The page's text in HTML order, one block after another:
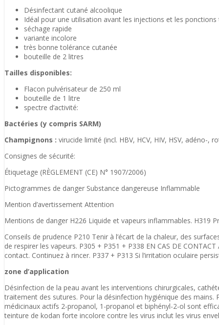
Désinfectant cutané alcoolique
Idéal pour une utilisation avant les injections et les
séchage rapide
variante incolore
très bonne tolérance cutanée
bouteille de 2 litres
Tailles disponibles:
Flacon pulvérisateur de 250 ml
bouteille de 1 litre
spectre d’activité:
Bactéries (y compris SARM)
Champignons : virucide limité (incl. HBV, HCV, HIV, HSV, adéno-,
Consignes de sécurité:
Étiquetage (RÈGLEMENT (CE) N° 1907/2006)
Pictogrammes de danger Substance dangereuse Inflammable
Mention d’avertissement Attention
Mentions de danger H226 Liquide et vapeurs inflammables. H319
Conseils de prudence P210 Tenir à l’écart de la chaleur, des
de respirer les vapeurs. P305 + P351 + P338 EN CAS DE
contact. Continuez à rincer. P337 + P313 Si l’irritation oculaire
zone d’application
Désinfection de la peau avant les interventions chirurgicales,
traitement des sutures. Pour la désinfection hygiénique des mains.
médicinaux actifs 2-propanol, 1-propanol et biphényl-2-ol sont
teinture de kodan forte incolore contre les virus inclut les virus